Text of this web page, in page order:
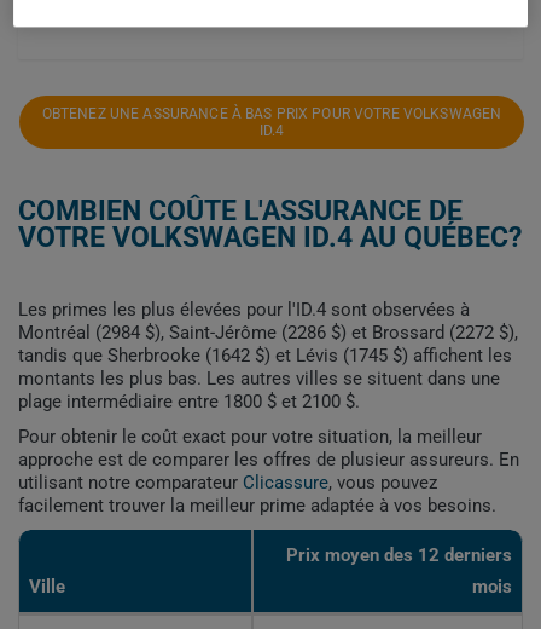
OBTENEZ UNE ASSURANCE À BAS PRIX POUR VOTRE VOLKSWAGEN
ID.4
COMBIEN COÛTE L'ASSURANCE DE
VOTRE VOLKSWAGEN ID.4 AU QUÉBEC?
Les primes les plus élevées pour l'ID.4 sont observées à
Montréal (2984 $), Saint-Jérôme (2286 $) et Brossard (2272 $),
tandis que Sherbrooke (1642 $) et Lévis (1745 $) affichent les
montants les plus bas. Les autres villes se situent dans une
plage intermédiaire entre 1800 $ et 2100 $.
Pour obtenir le coût exact pour votre situation, la meilleur
approche est de comparer les offres de plusieur assureurs. En
utilisant notre comparateur Clicassure, vous pouvez
facilement trouver la meilleur prime adaptée à vos besoins.
Ville
Prix ​​moyen des 12 derniers
mois